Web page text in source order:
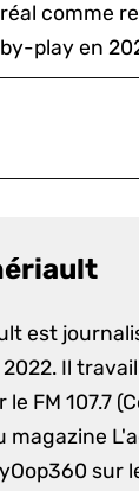
comme
play en
est
Il
FM 107.7
magazine
sur